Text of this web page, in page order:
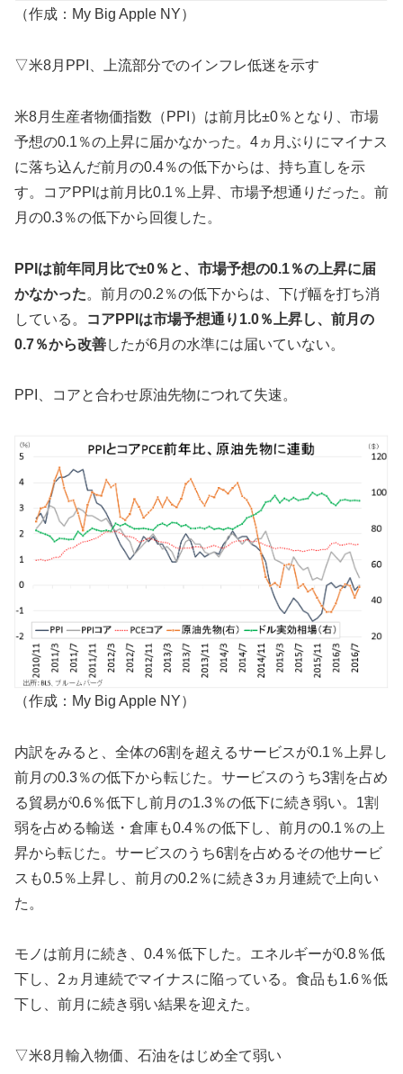
（作成：My Big Apple NY）
▽米8月PPI、上流部分でのインフレ低迷を示す
米8月生産者物価指数（PPI）は前月比±0％となり、市場
予想の0.1％の上昇に届かなかった。4ヵ月ぶりにマイナス
に落ち込んだ前月の0.4％の低下からは、持ち直しを示
す。コアPPIは前月比0.1％上昇、市場予想通りだった。前
月の0.3％の低下から回復した。
PPIは前年同月比で±0％と、市場予想の0.1％の上昇に届
かなかった。前月の0.2％の低下からは、下げ幅を打ち消
している。
コアPPIは市場予想通り1.0％上昇し、前月の
0.7％から改善したが6月の水準には届いていない。
PPI、コアと合わせ原油先物につれて失速。
（作成：My Big Apple NY）
内訳をみると、全体の6割を超えるサービスが0.1％上昇し
前月の0.3％の低下から転じた。サービスのうち3割を占め
る貿易が0.6％低下し前月の1.3％の低下に続き弱い。1割
弱を占める輸送・倉庫も0.4％の低下し、前月の0.1％の上
昇から転じた。サービスのうち6割を占めるその他サービ
スも0.5％上昇し、前月の0.2％に続き3ヵ月連続で上向い
た。
モノは前月に続き、0.4％低下した。エネルギーが0.8％低
下し、2ヵ月連続でマイナスに陥っている。食品も1.6％低
下し、前月に続き弱い結果を迎えた。
▽米8月輸入物価、石油をはじめ全て弱い